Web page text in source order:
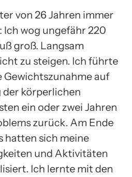
von 26 Jahren immer
Ich wog ungefähr 220
groß. Langsam
zu steigen. Ich führte
Gewichtszunahme auf
körperlichen
ein oder zwei Jahren
zurück. Am Ende
hatten sich meine
und Aktivitäten
Ich lernte mit den